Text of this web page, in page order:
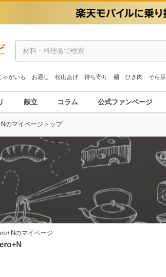
ゃがいも お通し 松山あげ 持ち寄り 麺 ひき肉 そら豆
献立 コラム 公式ファンページ
のマイページトップ
のマイページ